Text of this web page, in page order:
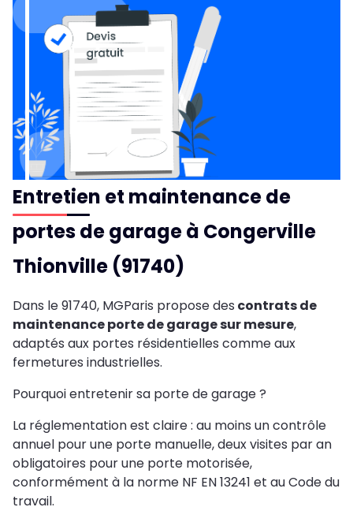
Entretien et maintenance de
portes de garage à Congerville
Thionville (91740)
Dans le 91740, MGParis propose des contrats de
maintenance porte de garage sur mesure,
adaptés aux portes résidentielles comme aux
fermetures industrielles.
Pourquoi entretenir sa porte de garage ?
La réglementation est claire : au moins un contrôle
annuel pour une porte manuelle, deux visites par an
obligatoires pour une porte motorisée,
conformément à la norme NF EN 13241 et au Code du
travail.